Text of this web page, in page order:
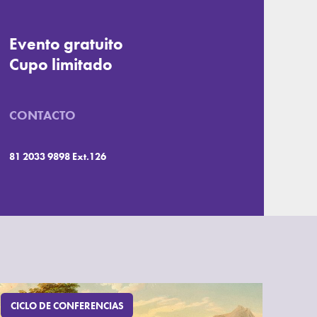
Evento gratuito
Cupo limitado
CONTACTO
81 2033 9898 Ext.126
CICLO DE CONFERENCIAS